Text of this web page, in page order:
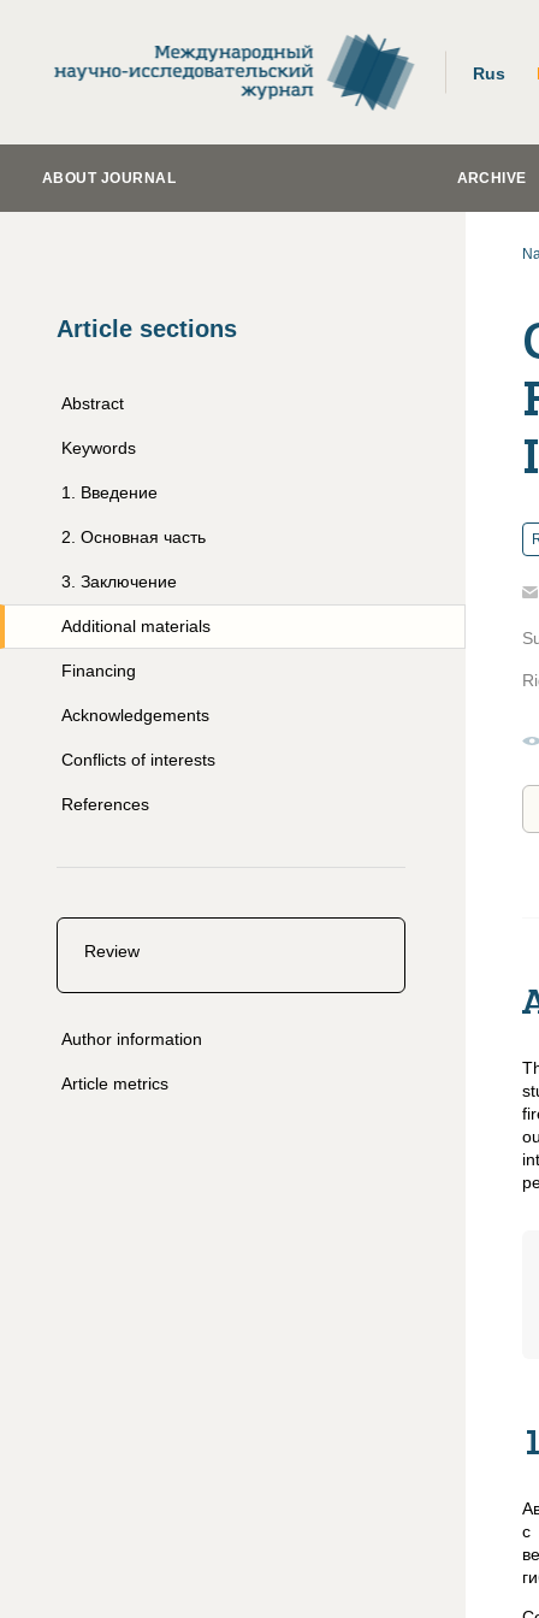
Rus
ABOUT JOURNAL ARCHIVE
Article sections
Abstract
Keywords
1 Введение
2 Основная часть
3 Заключение
Additional materials
Financing
Acknowledgements
Conflicts of interests
References
Review
Author information
Article metrics
с